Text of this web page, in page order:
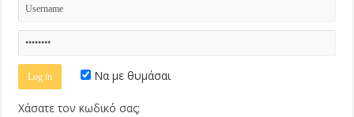
Να με θυμάσαι
Χάσατε τον κωδικό σας;